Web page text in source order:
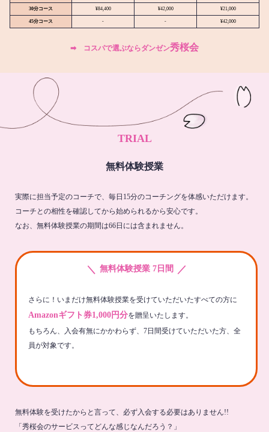
30分コース ¥84,400 ¥42,000 ¥21,000
45分コース - - ¥42,000
➡︎ コスパで選ぶならダンゼン秀桜会
TRIAL
無料体験授業
実際に担当予定のコーチで、毎日15分のコーチングを体感いただけます。
コーチとの相性を確認してから始められるから安心です。
なお、無料体験授業の期間は66日には含まれません。
＼ 無料体験授業 7日間 ／
さらに！いまだけ無料体験授業を受けていただいたすべての方に
Amazonギフト券1,000円分を贈呈いたします。
もちろん、入会有無にかかわらず、7日間受けていただいた方、全
員が対象です。
無料体験を受けたからと言って、必ず入会する必要はありません!!
「秀桜会のサービスってどんな感じなんだろう？」